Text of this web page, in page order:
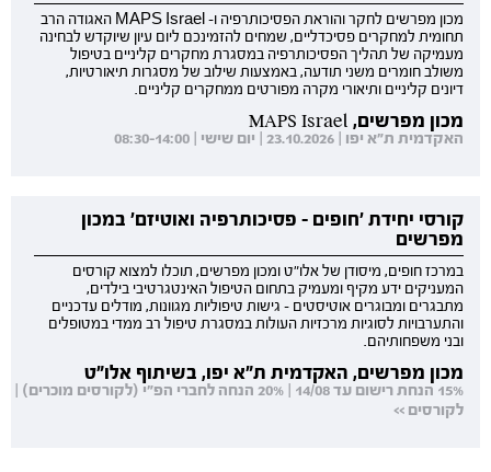
מכון מפרשים לחקר והוראת הפסיכותרפיה ו- MAPS Israel האגודה הרב
תחומית למחקרים פסיכדליים, שמחים להזמינכם ליום עיון שיוקדש לבחינה
מעמיקה של תהליך הפסיכותרפיה במסגרת מחקרים קליניים בטיפול
משולב חומרים משני תודעה, באמצעות שילוב של מסגרות תיאורטיות,
דיונים קליניים ותיאורי מקרה מפורטים ממחקרים קליניים.
מכון מפרשים, MAPS Israel
האקדמית ת"א יפו | 23.10.2026 | יום שישי | 08:30-14:00
קורסי יחידת 'חופים - פסיכותרפיה ואוטיזם' במכון
מפרשים
במרכז חופים, מיסודן של אלו"ט ומכון מפרשים, תוכלו למצוא קורסים
המעניקים ידע מקיף ומעמיק בתחום הטיפול האינטגרטיבי בילדים,
מתבגרים ומבוגרים אוטיסטים - גישות טיפוליות מגוונות, מודלים עדכניים
והתערבויות לסוגיות מרכזיות העולות במסגרת טיפול רב ממדי במטופלים
ובני משפחותיהם.
מכון מפרשים, האקדמית ת"א יפו, בשיתוף אלו"ט
15% הנחת רישום עד 14/08 | 20% הנחה לחברי הפ"י (לקורסים מוכרים) |
לקורסים >>